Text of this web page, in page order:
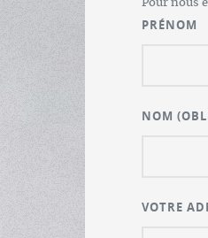
Pour nous
PRÉNOM
NOM
VOTRE